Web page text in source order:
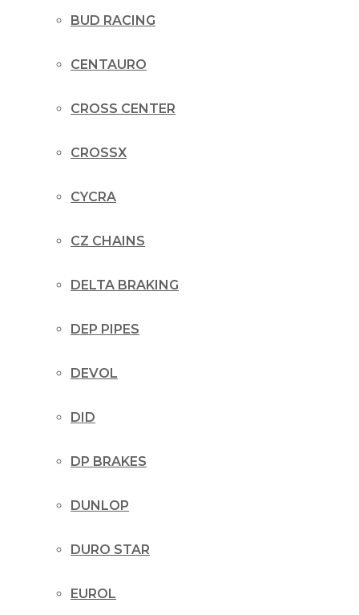
BUD RACING
CENTAURO
CROSS CENTER
CROSSX
CYCRA
CZ CHAINS
DELTA BRAKING
DEP PIPES
DEVOL
DID
DP BRAKES
DUNLOP
DURO STAR
EUROL